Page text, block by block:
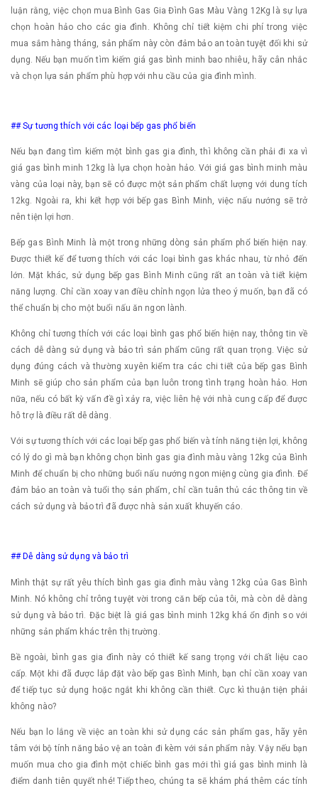
luận rằng, việc chọn mua Bình Gas Gia Đình Gas Màu Vàng 12Kg là sự lựa
chọn hoàn hảo cho các gia đình. Không chỉ tiết kiệm chi phí trong việc
mua sắm hàng tháng, sản phẩm này còn đảm bảo an toàn tuyệt đối khi sử
dụng. Nếu bạn muốn tìm kiếm giá gas bình minh bao nhiêu, hãy cân nhắc
và chọn lựa sản phẩm phù hợp với nhu cầu của gia đình mình.
## Sự tương thích với các loại bếp gas phổ biến
Nếu bạn đang tìm kiếm một bình gas gia đình, thì không cần phải đi xa vì
giá gas bình minh 12kg là lựa chọn hoàn hảo. Với giá gas bình minh màu
vàng của loại này, bạn sẽ có được một sản phẩm chất lượng với dung tích
12kg. Ngoài ra, khi kết hợp với bếp gas Bình Minh, việc nấu nướng sẽ trở
nên tiện lợi hơn.
Bếp gas Bình Minh là một trong những dòng sản phẩm phổ biến hiện nay.
Được thiết kế để tương thích với các loại bình gas khác nhau, từ nhỏ đến
lớn. Mặt khác, sử dụng bếp gas Bình Minh cũng rất an toàn và tiết kiệm
năng lượng. Chỉ cần xoay van điều chỉnh ngọn lửa theo ý muốn, bạn đã có
thể chuẩn bị cho một buổi nấu ăn ngon lành.
Không chỉ tương thích với các loại bình gas phổ biến hiện nay, thông tin về
cách dễ dàng sử dụng và bảo trì sản phẩm cũng rất quan trọng. Việc sử
dụng đúng cách và thường xuyên kiểm tra các chi tiết của bếp gas Bình
Minh sẽ giúp cho sản phẩm của bạn luôn trong tình trạng hoàn hảo. Hơn
nữa, nếu có bất kỳ vấn đề gì xảy ra, việc liên hệ với nhà cung cấp để được
hỗ trợ là điều rất dễ dàng.
Với sự tương thích với các loại bếp gas phổ biến và tính năng tiện lợi, không
có lý do gì mà bạn không chọn bình gas gia đình màu vàng 12kg của Bình
Minh để chuẩn bị cho những buổi nấu nướng ngon miệng cùng gia đình. Để
đảm bảo an toàn và tuổi thọ sản phẩm, chỉ cần tuân thủ các thông tin về
cách sử dụng và bảo trì đã được nhà sản xuất khuyến cáo.
## Dễ dàng sử dụng và bảo trì
Mình thật sự rất yêu thích bình gas gia đình màu vàng 12kg của Gas Bình
Minh. Nó không chỉ trông tuyệt vời trong căn bếp của tôi, mà còn dễ dàng
sử dụng và bảo trì. Đặc biệt là giá gas bình minh 12kg khá ổn định so với
những sản phẩm khác trên thị trường.
Bề ngoài, bình gas gia đình này có thiết kế sang trọng với chất liệu cao
cấp. Một khi đã được lắp đặt vào bếp gas Bình Minh, bạn chỉ cần xoay van
để tiếp tục sử dụng hoặc ngắt khi không cần thiết. Cực kì thuận tiện phải
không nào?
Nếu bạn lo lắng về việc an toàn khi sử dụng các sản phẩm gas, hãy yên
tâm với bộ tính năng bảo vệ an toàn đi kèm với sản phẩm này. Vậy nếu bạn
muốn mua cho gia đình một chiếc bình gas mới thì giá gas bình minh là
điểm danh tiên quyết nhé! Tiếp theo, chúng ta sẽ khám phá thêm các tính